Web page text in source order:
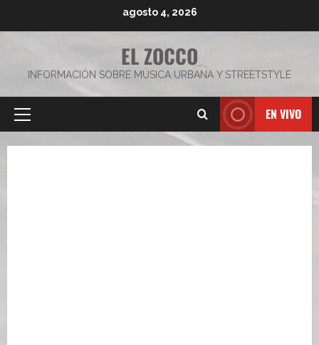
agosto 4, 2026
EL ZOCCO
INFORMACIÓN SOBRE MÚSICA URBANA Y STREETSTYLE
Menú
EN VIVO